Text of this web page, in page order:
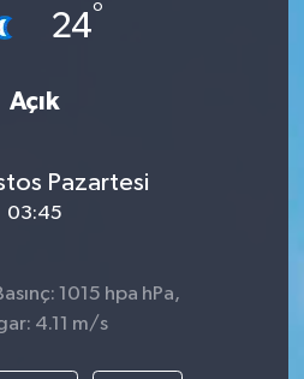
24°
Açık
Pazartesi
03:45
1015 hpa hPa,
4.11 m/s